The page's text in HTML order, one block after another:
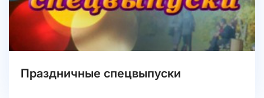
Праздничные спецвыпуски